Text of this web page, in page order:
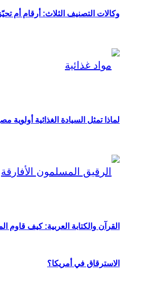
وكالات التصنيف الثلاث: أرقام أم
لماذا تمثل السيادة الغذائية أولوية
القرآن والكتابة العربية: كيف قاوم
الاسترقاق في أمريكا؟